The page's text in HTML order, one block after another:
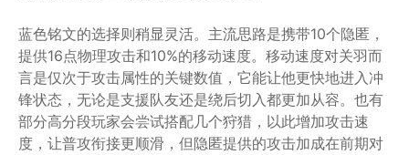
蓝色铭文的选择则稍显灵活。主流思路是携带10个隐匿，
提供16点物理攻击和10%的移动速度。移动速度对关羽而
言是仅次于攻击属性的关键数值，它能让他更快地进入冲
锋状态，无论是支援队友还是绕后切入都更加从容。也有
部分高分段玩家会尝试搭配几个狩猎，以此增加攻击速
度，让普攻衔接更顺滑，但隐匿提供的攻击加成在前期对